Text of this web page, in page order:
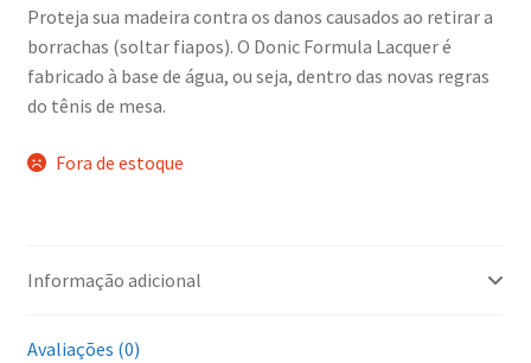
Proteja sua madeira contra os danos causados ao retirar a
borrachas (soltar fiapos). O Donic Formula Lacquer é
fabricado à base de água, ou seja, dentro das novas regras
do tênis de mesa.
Fora de estoque
Informação adicional
Avaliações (0)